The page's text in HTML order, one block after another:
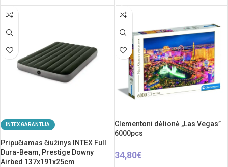
INTEX GARANTIJA
Pripučiamas čiužinys INTEX Full
Dura-Beam, Prestige Downy
Airbed 137x191x25cm
Clementoni dėlionė „Las Vegas”
6000pcs
34,80€